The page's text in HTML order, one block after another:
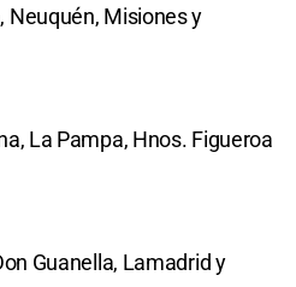
Neuquén, Misiones y
La Pampa, Hnos. Figueroa
Guanella, Lamadrid y